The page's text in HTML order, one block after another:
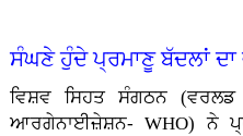
ਸੰਘਣੇ ਹੁੰਦੇ ਪ੍ਰਮਾਣੂ ਬੱਦਲਾਂ ਦਾ
ਵਿਸ਼ਵ ਸਿਹਤ ਸੰਗਠਨ
ਆਰਗੇਨਾਈਜ਼ੇਸ਼ਨ- WHO) ਨੇ